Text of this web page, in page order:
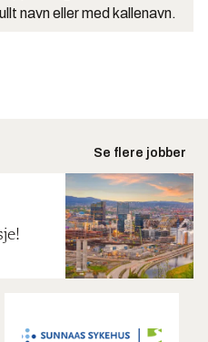
navn eller med kallenavn.
Se flere jobber